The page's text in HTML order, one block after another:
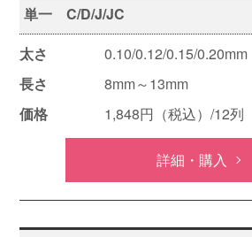
単一 C/D/J/JC
0.10/0.12/0.15/0.20mm
8mm～13mm
1,848円（税込）/12列
詳細・購入